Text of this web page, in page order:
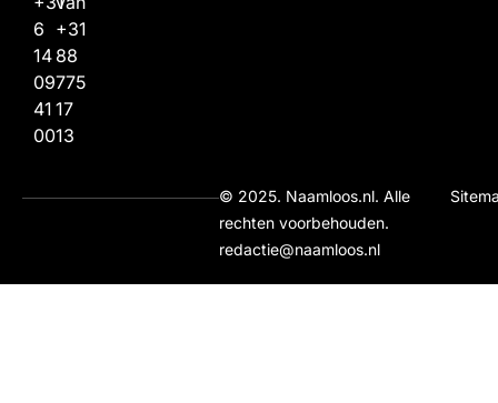
6
14
09
41
00
+31
88
775
17
13
© 2025. Naamloos.nl. Alle
rechten voorbehouden.
redactie@naamloos.nl